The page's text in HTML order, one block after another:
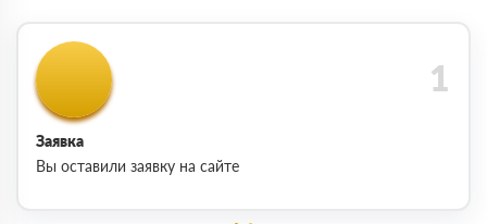
Заявка
Вы оставили заявку на сайте